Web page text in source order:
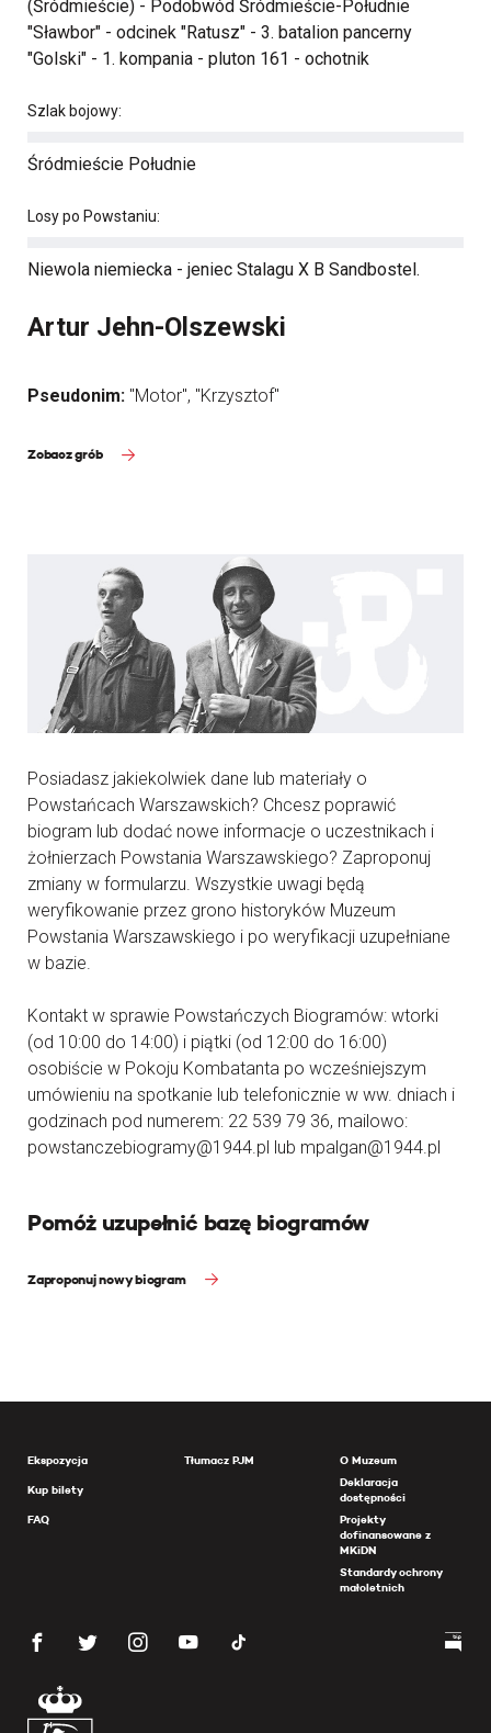
(Śródmieście) - Podobwód Śródmieście-Południe
"Sławbor" - odcinek "Ratusz" - 3. batalion pancerny
"Golski" - 1. kompania - pluton 161 - ochotnik
Szlak bojowy:
Śródmieście Południe
Losy po Powstaniu:
Niewola niemiecka - jeniec Stalagu X B Sandbostel.
Artur Jehn-Olszewski
Pseudonim: "Motor", "Krzysztof"
Zobacz grób
Posiadasz jakiekolwiek dane lub materiały o
Powstańcach Warszawskich? Chcesz poprawić
biogram lub dodać nowe informacje o uczestnikach i
żołnierzach Powstania Warszawskiego? Zaproponuj
zmiany w formularzu. Wszystkie uwagi będą
weryfikowanie przez grono historyków Muzeum
Powstania Warszawskiego i po weryfikacji uzupełniane
w bazie.
Kontakt w sprawie Powstańczych Biogramów: wtorki
(od 10:00 do 14:00) i piątki (od 12:00 do 16:00)
osobiście w Pokoju Kombatanta po wcześniejszym
umówieniu na spotkanie lub telefonicznie w ww. dniach i
godzinach pod numerem: 22 539 79 36, mailowo:
powstanczebiogramy@1944.pl lub mpalgan@1944.pl
Pomóż uzupełnić bazę biogramów
Zaproponuj nowy biogram
Ekspozycja
Kup bilety
FAQ
Tłumacz PJM
O Muzeum
Deklaracja
dostępności
Projekty
dofinansowane z
MKiDN
Standardy ochrony
małoletnich